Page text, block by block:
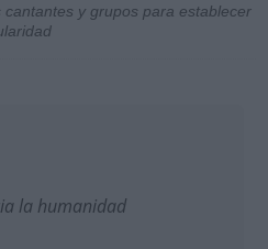
cantantes y grupos para establecer
la humanidad